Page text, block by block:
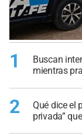
1
Buscan
mientras
2
Qué dice el
privada”